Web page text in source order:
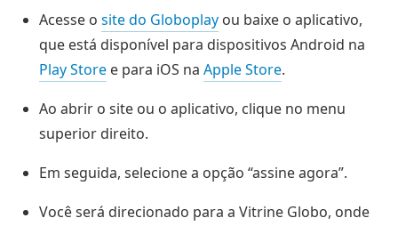
Acesse o site do Globoplay ou baixe o aplicativo,
que está disponível para dispositivos Android na
Play Store e para iOS na Apple Store.
Ao abrir o site ou o aplicativo, clique no menu
superior direito.
Em seguida, selecione a opção “assine agora”.
Você será direcionado para a Vitrine Globo, onde